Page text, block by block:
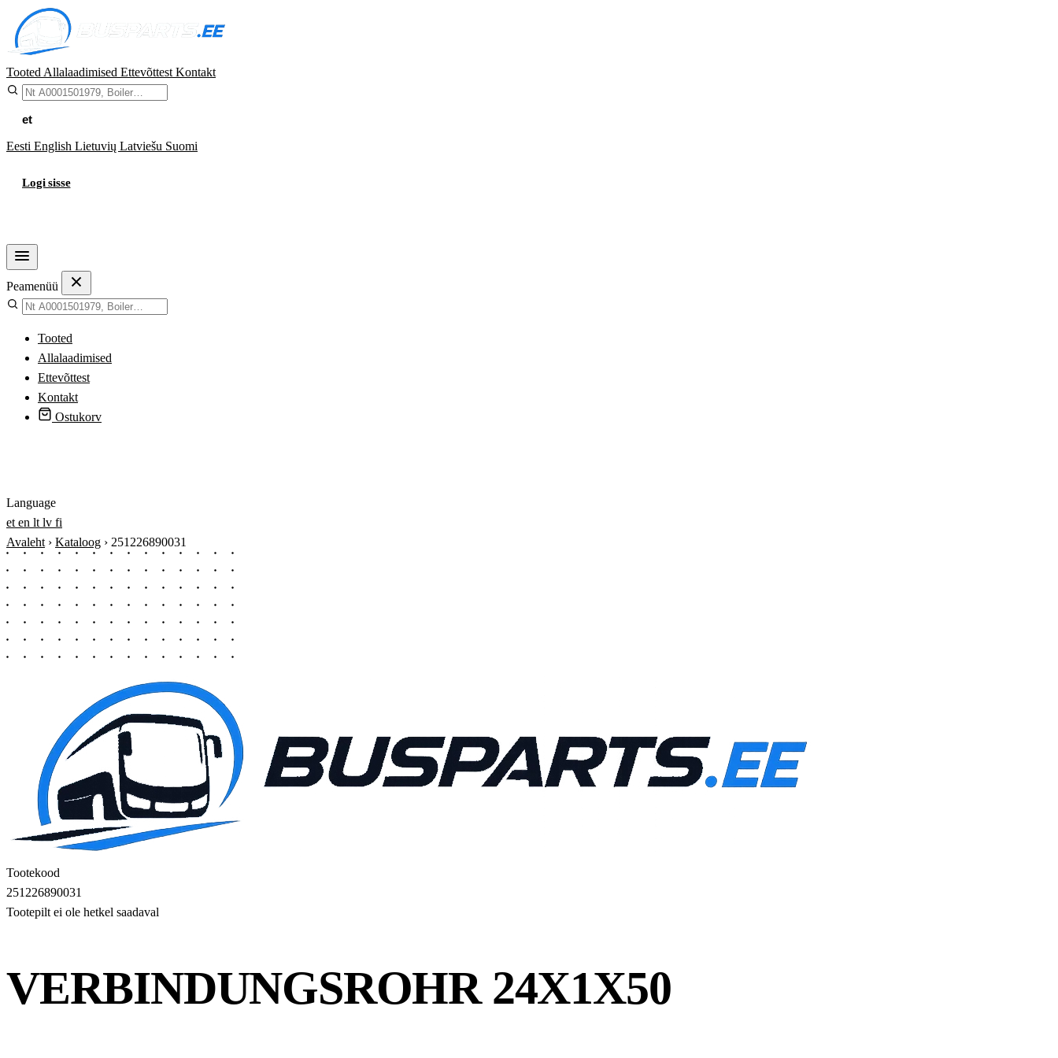
Tooted Allalaadimised Ettevõttest Kontakt
et
Eesti English Lietuvių Latviešu Suomi
Logi sisse
Peamenüü
Tooted
Allalaadimised
Ettevõttest
Kontakt
Ostukorv
Language
et en lt lv fi
Avaleht › Kataloog › 251226890031
Tootekood
251226890031
Tootepilt ei ole hetkel saadaval
VERBINDUNGSROHR 24X1X50